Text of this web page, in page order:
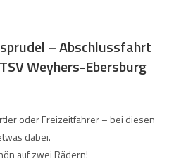
– Abschlussfahrt
Weyhers-Ebersburg
oder Freizeitfahrer – bei diesen
dabei.
auf zwei Rädern!